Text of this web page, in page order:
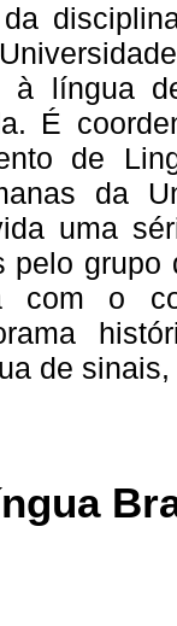
à língua
É
de
da
uma
pelo
com o
de